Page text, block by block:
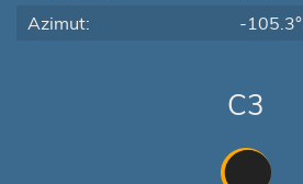
Azimut:
-105.3°
C3